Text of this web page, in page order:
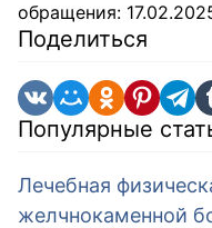
обращения:
Поделиться
Популярные
Лечебная
желчнокаменной